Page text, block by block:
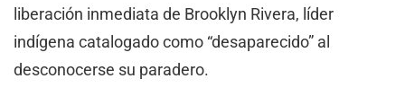
liberación inmediata de Brooklyn Rivera, líder
indígena catalogado como “desaparecido” al
desconocerse su paradero.